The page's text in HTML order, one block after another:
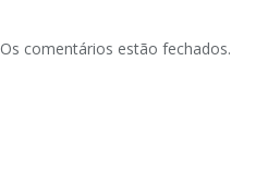
Os comentários estão fechados.